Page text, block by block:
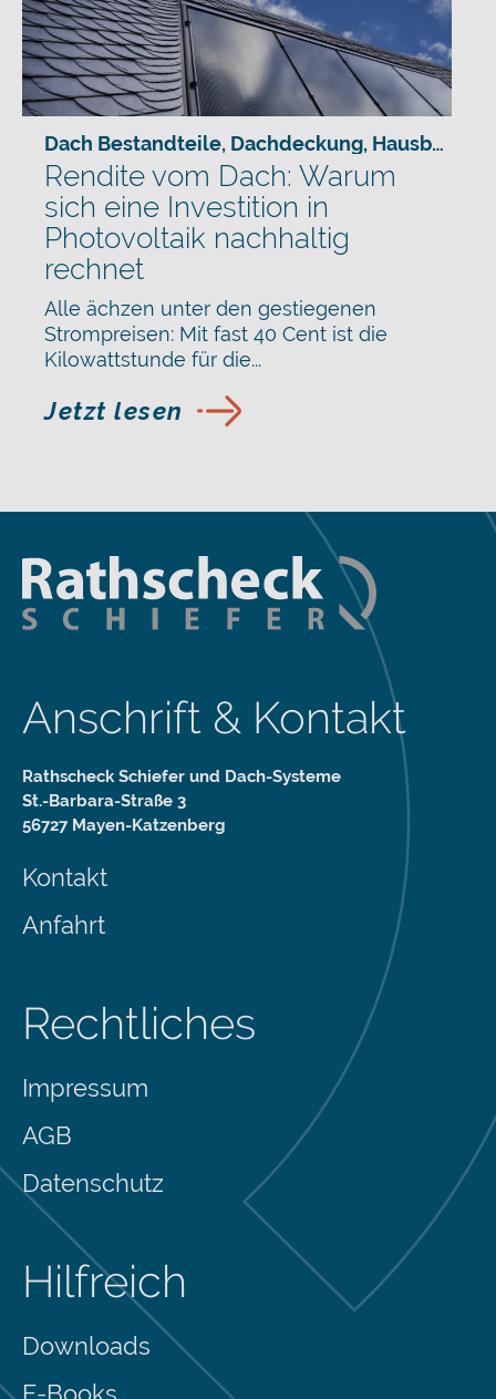
Dach Bestandteile, Dachdeckung, Hausbau
Rendite vom Dach: Warum
sich eine Investition in
Photovoltaik nachhaltig
rechnet
Alle ächzen unter den gestiegenen
Strompreisen: Mit fast 40 Cent ist die
Kilowattstunde für die...
Jetzt lesen
Anschrift & Kontakt
Rathscheck Schiefer und Dach-Systeme
St.-Barbara-Straße 3
56727 Mayen-Katzenberg
Kontakt
Anfahrt
Rechtliches
Impressum
AGB
Datenschutz
Hilfreich
Downloads